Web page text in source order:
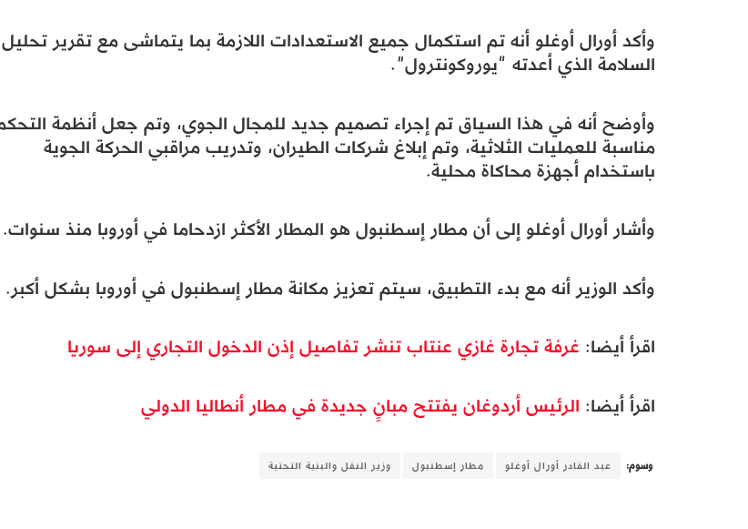
وأكد أورال أوغلو أنه تم استكمال جميع الاستعدادات اللازمة بما يتماشى مع تقرير تحليل
السلامة الذي أعدته “يوروكونترول”.
وأوضح أنه في هذا السياق تم إجراء تصميم جديد للمجال الجوي، وتم جعل أنظمة
مناسبة للعمليات الثلاثية، وتم إبلاغ شركات الطيران، وتدريب مراقبي الحركة الجوية
باستخدام أجهزة محاكاة محلية.
وأشار أورال أوغلو إلى أن مطار إسطنبول هو المطار الأكثر ازدحاما في أوروبا منذ سنوات.
وأكد الوزير أنه مع بدء التطبيق، سيتم تعزيز مكانة مطار إسطنبول في أوروبا بشكل أكبر.
اقرأ أيضا: غرفة تجارة غازي عنتاب تنشر تفاصيل إذن الدخول التجاري إلى سوريا
اقرأ أيضا: الرئيس أردوغان يفتتح مبانٍ جديدة في مطار أنطاليا الدولي
وسوم: عبد القادر أورال أوغلو مطار إسطنبول وزير النقل والبنية التحتية